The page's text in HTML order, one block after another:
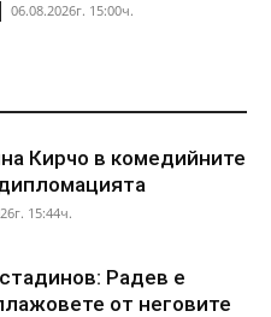
06.08.2026г. 15:00ч.
Кирчо в комедийните
15:44ч.
Радев е
от неговите